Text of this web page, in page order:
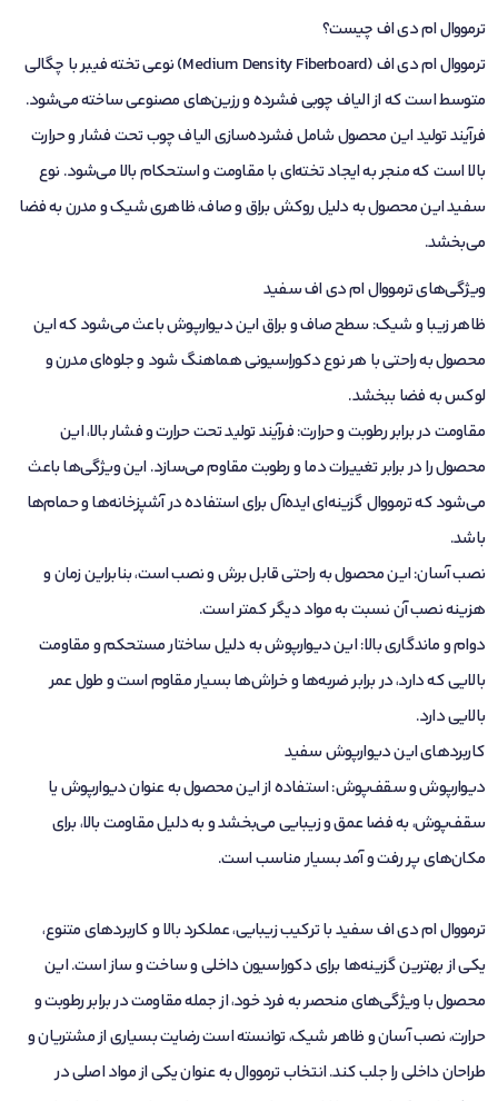
ترمووال ام دی اف چیست؟
ترمووال ام دی اف (Medium Density Fiberboard) نوعی تخته فیبر با چگالی
متوسط است که از الیاف چوبی فشرده و رزین‌های مصنوعی ساخته می‌شود.
فرآیند تولید این محصول شامل فشرده‌سازی الیاف چوب تحت فشار و حرارت
بالا است که منجر به ایجاد تخته‌ای با مقاومت و استحکام بالا می‌شود. نوع
سفید این محصول به دلیل روکش براق و صاف، ظاهری شیک و مدرن به فضا
می‌بخشد.
ویژگی‌های ترمووال ام دی اف سفید
ظاهر زیبا و شیک: سطح صاف و براق این دیوارپوش باعث می‌شود که این
محصول به راحتی با هر نوع دکوراسیونی هماهنگ شود و جلوه‌ای مدرن و
لوکس به فضا ببخشد.
مقاومت در برابر رطوبت و حرارت: فرآیند تولید تحت حرارت و فشار بالا، این
محصول را در برابر تغییرات دما و رطوبت مقاوم می‌سازد. این ویژگی‌ها باعث
می‌شود که ترمووال گزینه‌ای ایده‌آل برای استفاده در آشپزخانه‌ها و حمام‌ها
باشد.
نصب آسان: این محصول به راحتی قابل برش و نصب است، بنابراین زمان و
هزینه نصب آن نسبت به مواد دیگر کمتر است.
دوام و ماندگاری بالا: این دیوارپوش به دلیل ساختار مستحکم و مقاومت
بالایی که دارد، در برابر ضربه‌ها و خراش‌ها بسیار مقاوم است و طول عمر
بالایی دارد.
کاربردهای این دیوارپوش سفید
دیوارپوش و سقف‌پوش: استفاده از این محصول به عنوان دیوارپوش یا
سقف‌پوش، به فضا عمق و زیبایی می‌بخشد و به دلیل مقاومت بالا، برای
مکان‌های پر رفت و آمد بسیار مناسب است.
ترمووال ام دی اف سفید با ترکیب زیبایی، عملکرد بالا و کاربردهای متنوع،
یکی از بهترین گزینه‌ها برای دکوراسیون داخلی و ساخت و ساز است. این
محصول با ویژگی‌های منحصر به فرد خود، از جمله مقاومت در برابر رطوبت و
حرارت، نصب آسان و ظاهر شیک، توانسته است رضایت بسیاری از مشتریان و
طراحان داخلی را جلب کند. انتخاب ترمووال به عنوان یکی از مواد اصلی در